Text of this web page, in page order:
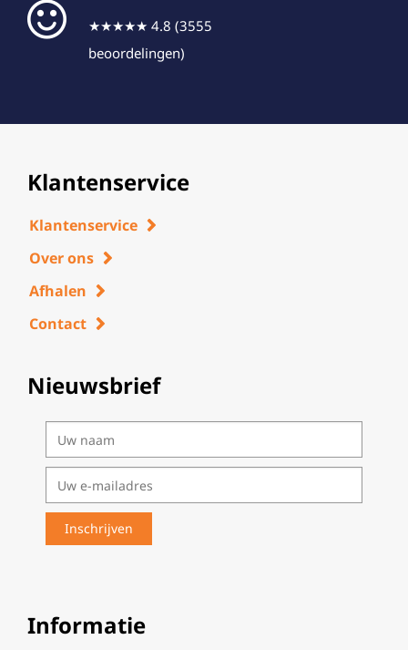
★★★★★ 4.8 (3555
beoordelingen)
Klantenservice
Klantenservice
Over ons
Afhalen
Contact
Nieuwsbrief
Informatie